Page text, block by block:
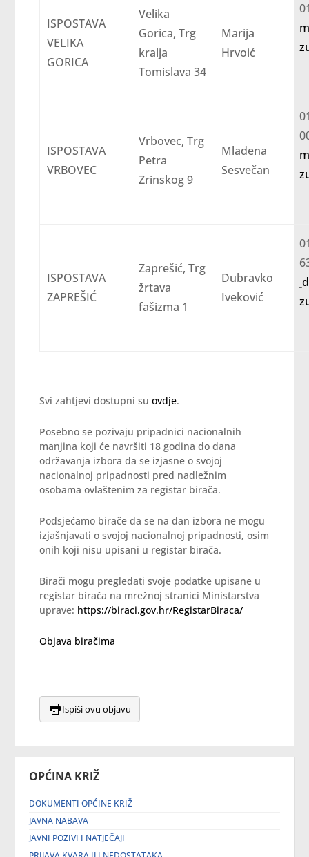
OPĆINA KRIŽ
DOKUMENTI OPĆINE KRIŽ
JAVNA NABAVA
JAVNI POZIVI I NATJEČAJI
ISPOSTAVA
VELIKA
GORICA
Velika
Gorica, Trg
kralja
Tomislava 34
Marija
Hrvoić
ISPOSTAVA
VRBOVEC
Vrbovec, Trg
Petra
Zrinskog 9
Mladena
Sesvečan
ISPOSTAVA
ZAPREŠIĆ
Zaprešić, Trg
žrtava
fašizma 1
Dubravko
Iveković
Svi zahtjevi dostupni suovdje.
Posebno se pozivaju pripadnici nacionalnih
manjina koji će navršiti 18 godina do dana
održavanja izbora da se izjasne o svojoj
nacionalnoj pripadnosti pred nadležnim
osobama ovlaštenim za registar birača.
Podsjećamo birače da se na dan izbora ne mogu
izjašnjavati o svojoj nacionalnoj pripadnosti, osim
onih koji nisu upisani u registar birača.
Birači mogu pregledati svoje podatke upisane u
registar birača na mrežnoj stranici Ministarstva
uprave: https://biraci.gov.hr/RegistarBiraca/
Objava biračima
Ispiši ovu objavu